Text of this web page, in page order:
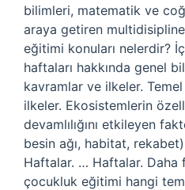
bilimleri, matematik ve
araya getiren
eğitimi konuları nelerdir?
haftaları hakkında genel
kavramlar ve ilkeler.
ilkeler. Ekosistemlerin
devamlılığını etkileyen
besin ağı, habitat,
Haftalar. … Haftalar. Daha
çocukluk eğitimi hangi